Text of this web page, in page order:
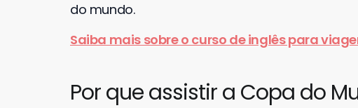
do mundo.
Saiba mais sobre o curso de inglês para
Por que assistir a Copa do